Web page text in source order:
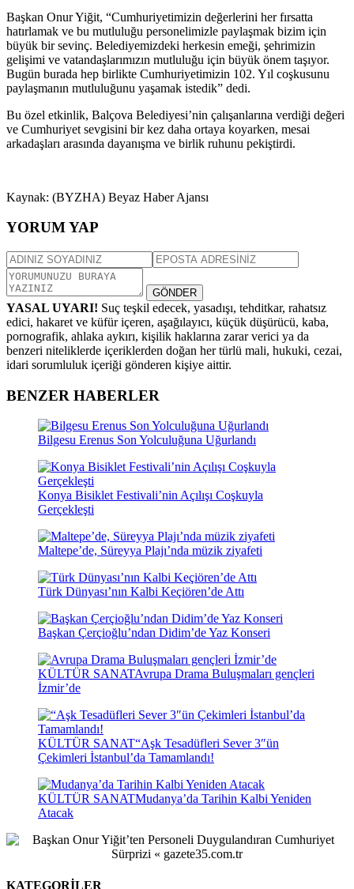
Başkan Onur Yiğit, “Cumhuriyetimizin değerlerini her fırsatta
hatırlamak ve bu mutluluğu personelimizle paylaşmak bizim için
büyük bir sevinç. Belediyemizdeki herkesin emeği, şehrimizin
gelişimi ve vatandaşlarımızın mutluluğu için büyük önem taşıyor.
Bugün burada hep birlikte Cumhuriyetimizin 102. Yıl coşkusunu
paylaşmanın mutluluğunu yaşamak istedik” dedi.
Bu özel etkinlik, Balçova Belediyesi’nin çalışanlarına verdiği değeri
ve Cumhuriyet sevgisini bir kez daha ortaya koyarken, mesai
arkadaşları arasında dayanışma ve birlik ruhunu pekiştirdi.
Kaynak: (BYZHA) Beyaz Haber Ajansı
YORUM YAP
GÖNDER
YASAL UYARI! Suç teşkil edecek, yasadışı, tehditkar, rahatsız
edici, hakaret ve küfür içeren, aşağılayıcı, küçük düşürücü, kaba,
pornografik, ahlaka aykırı, kişilik haklarına zarar verici ya da
benzeri niteliklerde içeriklerden doğan her türlü mali, hukuki, cezai,
idari sorumluluk içeriği gönderen kişiye aittir.
BENZER HABERLER
Bilgesu Erenus Son Yolculuğuna Uğurlandı
Konya Bisiklet Festivali’nin Açılışı Coşkuyla
Gerçekleşti
Maltepe’de, Süreyya Plajı’nda müzik ziyafeti
Türk Dünyası’nın Kalbi Keçiören’de Attı
Başkan Çerçioğlu’ndan Didim’de Yaz Konseri
KÜLTÜR SANATAvrupa Drama Buluşmaları gençleri
İzmir’de
KÜLTÜR SANAT“Aşk Tesadüfleri Sever 3″ün
Çekimleri İstanbul’da Tamamlandı!
KÜLTÜR SANATMudanya’da Tarihin Kalbi Yeniden
Atacak
KATEGORİLER